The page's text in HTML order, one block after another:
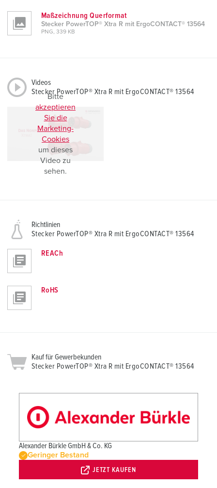
Maßzeichnung Querformat
Stecker PowerTOP® Xtra R mit ErgoCONTACT® 13564
PNG, 339 KB
Videos
Stecker PowerTOP® Xtra R mit ErgoCONTACT® 13564
Bitte
akzeptieren
Sie die
Marketing-
Cookies
um dieses
Video zu
sehen.
Richtlinien
Stecker PowerTOP® Xtra R mit ErgoCONTACT® 13564
REACh
RoHS
Kauf für Gewerbekunden
Stecker PowerTOP® Xtra R mit ErgoCONTACT® 13564
Alexander Bürkle GmbH & Co. KG
Geringer Bestand
JETZT KAUFEN